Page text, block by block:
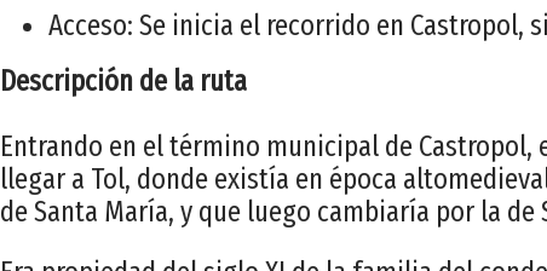
Acceso: Se inicia el recorrido en Castropol,
Descripción de la ruta
Entrando en el término municipal de Castropol,
llegar a Tol, donde existía en época
de Santa María, y que luego cambiaría por la de